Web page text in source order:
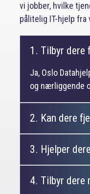
vi jobber, hvilke
pålitelig IT-hjelp fra
1. Tilbyr dere
Ja, Oslo
og nærliggende
2. Kan dere
3. Hjelper
4. Tilbyr dere